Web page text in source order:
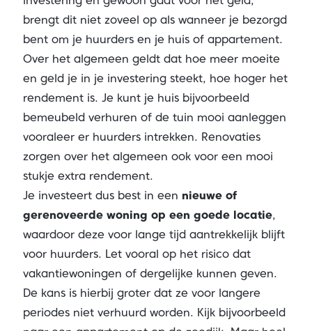
brengt dit niet zoveel op als wanneer je bezorgd
bent om je huurders en je huis of appartement.
Over het algemeen geldt dat hoe meer moeite
en geld je in je investering steekt, hoe hoger het
rendement is. Je kunt je huis bijvoorbeeld
bemeubeld verhuren of de tuin mooi aanleggen
vooraleer er huurders intrekken. Renovaties
zorgen over het algemeen ook voor een mooi
stukje extra rendement.
Je investeert dus best in een nieuwe of
gerenoveerde woning op een goede locatie,
waardoor deze voor lange tijd aantrekkelijk blijft
voor huurders. Let vooral op het risico dat
vakantiewoningen of dergelijke kunnen geven.
De kans is hierbij groter dat ze voor langere
periodes niet verhuurd worden. Kijk bijvoorbeeld